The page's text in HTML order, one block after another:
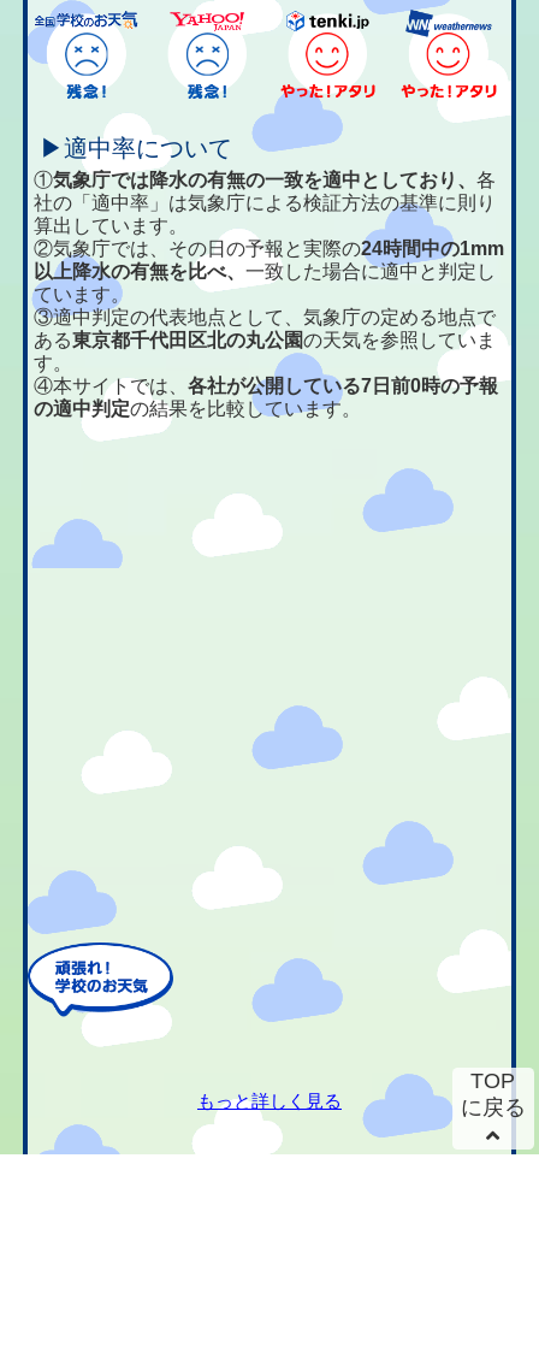
▶適中率について
①気象庁では降水の有無の一致を適中としており、各
社の「適中率」は気象庁による検証方法の基準に則り
算出しています。
②気象庁では、その日の予報と実際の24時間中の1mm
以上降水の有無を比べ、一致した場合に適中と判定し
ています。
③適中判定の代表地点として、気象庁の定める地点で
ある東京都千代田区北の丸公園の天気を参照していま
す。
④本サイトでは、各社が公開している7日前0時の予報
の適中判定の結果を比較しています。
もっと詳しく見る
TOP
に戻る